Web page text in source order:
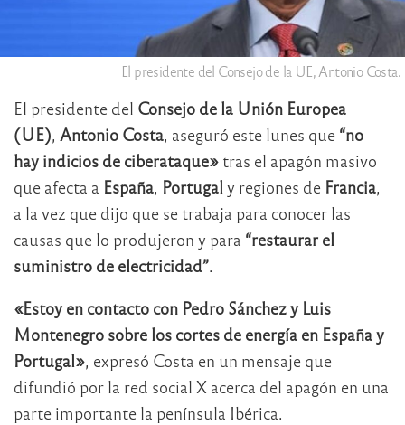
El presidente del Consejo de la UE, Antonio Costa.
El presidente del Consejo de la Unión Europea
(UE), Antonio Costa, aseguró este lunes que “no
hay indicios de ciberataque» tras el apagón masivo
que afecta a España, Portugal y regiones de Francia,
a la vez que dijo que se trabaja para conocer las
causas que lo produjeron y para “restaurar el
suministro de electricidad”.
«Estoy en contacto con Pedro Sánchez y Luis
Montenegro sobre los cortes de energía en España y
Portugal», expresó Costa en un mensaje que
difundió por la red social X acerca del apagón en una
parte importante la península Ibérica.